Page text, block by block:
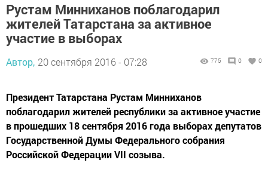
Рустам Минниханов поблагодарил
жителей Татарстана за активное
участие в выборах
Автор, 20 сентября 2016 - 07:28 775 0 0
Президент Татарстана Рустам Минниханов
поблагодарил жителей республики за активное участие
в прошедших 18 сентября 2016 года выборах депутатов
Государственной Думы Федерального собрания
Российской Федерации VII созыва.